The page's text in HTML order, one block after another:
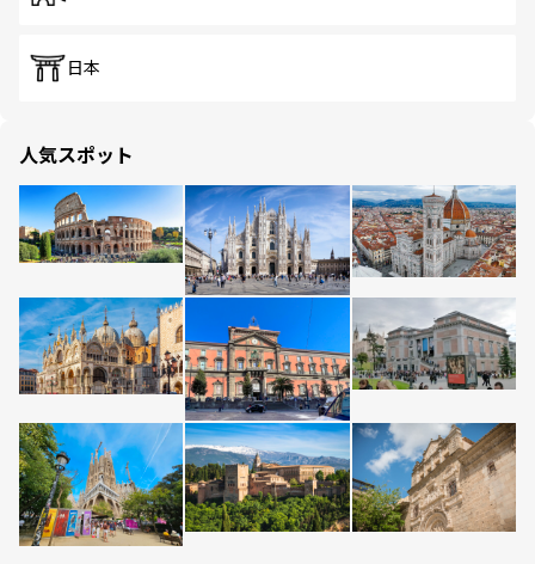
日本
人気スポット